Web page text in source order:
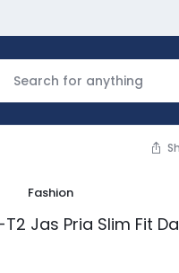
Fashion
Jas Pria Slim Fit